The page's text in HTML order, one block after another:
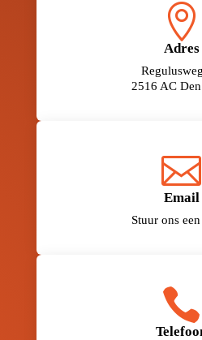

Adres
2516 AC

Email
Stuur ons
